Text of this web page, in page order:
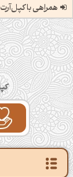
همراهی با کپل‌آرت